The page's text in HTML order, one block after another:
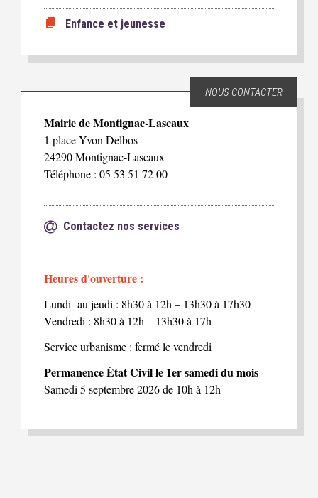
Enfance et jeunesse
NOUS CONTACTER
Mairie de Montignac-Lascaux
1 place Yvon Delbos
24290 Montignac-Lascaux
Téléphone : 05 53 51 72 00
Contactez nos services
Heures d'ouverture :
Lundi au jeudi : 8h30 à 12h – 13h30 à 17h30
Vendredi : 8h30 à 12h – 13h30 à 17h
Service urbanisme : fermé le vendredi
Permanence État Civil le 1er samedi du mois
Samedi 5 septembre 2026 de 10h à 12h